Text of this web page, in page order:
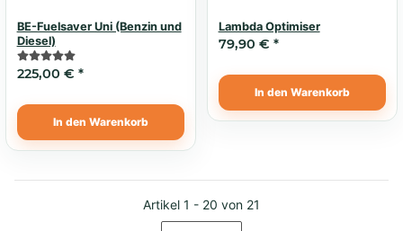
BE-Fuelsaver Uni (Benzin und
Diesel)
225,00 € *
In den Warenkorb
Lambda Optimiser
79,90 € *
In den Warenkorb
Artikel 1 - 20 von 21